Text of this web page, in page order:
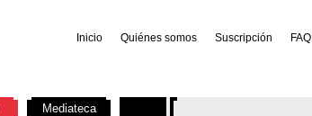
Inicio Quiénes somos Suscripción FAQ
Mediateca